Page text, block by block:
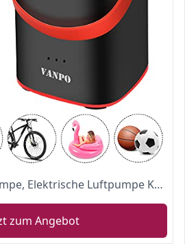
VANPO Akku Luftpumpe, Elektrische Luftpumpe Kompressor 150PSI, Fahrradpumpe 12V, Tragbare Digital Auto Luftkompressor mit 2000mAh Wiederaufladbarer Batterie, Pumpe für Auto, Fahrrad, Motorrad, Fußball
zum Angebot